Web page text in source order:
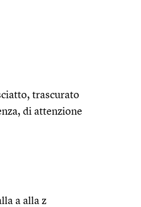
trascurato
di attenzione
a alla z